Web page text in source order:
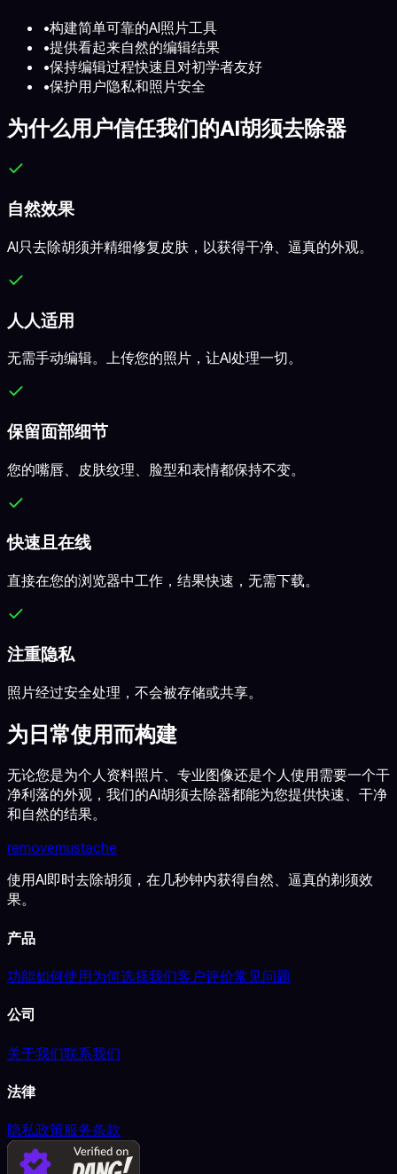
•构建简单可靠的AI照片工具
•提供看起来自然的编辑结果
•保持编辑过程快速且对初学者友好
•保护用户隐私和照片安全
为什么用户信任我们的AI胡须去除器
自然效果
AI只去除胡须并精细修复皮肤，以获得干净、逼真的外观。
人人适用
无需手动编辑。上传您的照片，让AI处理一切。
保留面部细节
您的嘴唇、皮肤纹理、脸型和表情都保持不变。
快速且在线
直接在您的浏览器中工作，结果快速，无需下载。
注重隐私
照片经过安全处理，不会被存储或共享。
为日常使用而构建
无论您是为个人资料照片、专业图像还是个人使用需要一个干
净利落的外观，我们的AI胡须去除器都能为您提供快速、干净
和自然的结果。
removemustache
使用AI即时去除胡须，在几秒钟内获得自然、逼真的剃须效
果。
产品
功能如何使用为何选择我们客户评价常见问题
公司
关于我们联系我们
法律
隐私政策服务条款